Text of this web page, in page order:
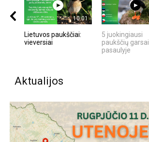
10:01
Lietuvos paukščiai:
vieversiai
5 juokingiausi
paukščių garsai
pasaulyje
Aktualijos